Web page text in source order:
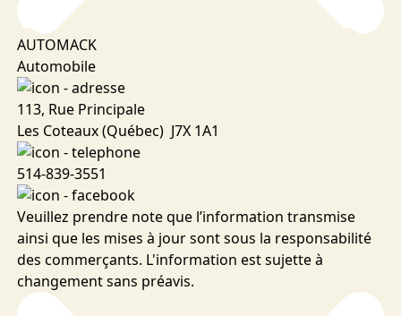
AUTOMACK
Automobile
113, Rue Principale
Les Coteaux (Québec) J7X 1A1
514-839-3551
Veuillez prendre note que l’information transmise
ainsi que les mises à jour sont sous la responsabilité
des commerçants. L'information est sujette à
changement sans préavis.